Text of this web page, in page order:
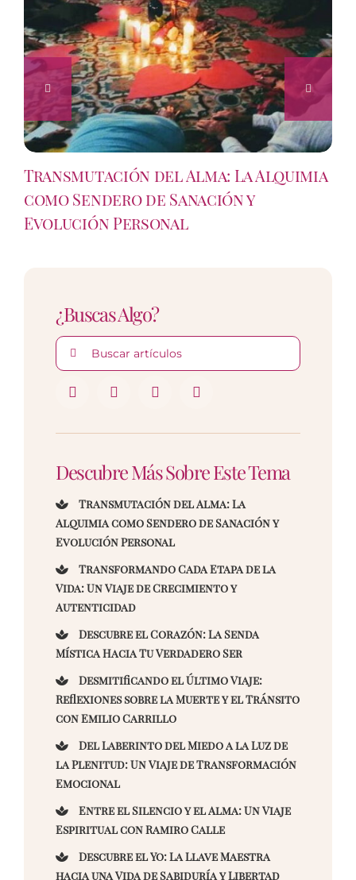
Transmutación del Alma: La Alquimia
como Sendero de Sanación y
Evolución Personal
¿Buscas Algo?
Buscar:
Descubre Más Sobre Este Tema
Transmutación del Alma: La
Alquimia como Sendero de Sanación y
Evolución Personal
Transformando Cada Etapa de la
Vida: Un Viaje de Crecimiento y
Autenticidad
Descubre el Corazón: La Senda
Mística Hacia Tu Verdadero Ser
Desmitificando el Último Viaje:
Reflexiones sobre la Muerte y el Tránsito
con Emilio Carrillo
Del Laberinto del Miedo a la Luz de
la Plenitud: Un Viaje de Transformación
Emocional
Entre el Silencio y el Alma: Un Viaje
Espiritual con Ramiro Calle
Descubre el Yo: La Llave Maestra
hacia una Vida de Sabiduría y Libertad